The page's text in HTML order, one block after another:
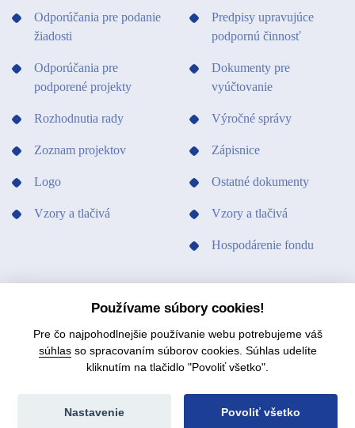
Odporúčania pre podanie
žiadosti
Odporúčania pre
podporené projekty
Rozhodnutia rady
Zoznam projektov
Logo
Vzory a tlačivá
Predpisy upravujúce
podpornú činnosť
Dokumenty pre
vyúčtovanie
Výročné správy
Zápisnice
Ostatné dokumenty
Vzory a tlačivá
Hospodárenie fondu
PODPORILI SME KONTAKTY
© 2021 Fond na podporu umenia. Mapa stránok
Používame súbory cookies!
Pre čo najpohodlnejšie používanie webu potrebujeme váš
súhlasso spracovaním súborov cookies. Súhlas udelíte
kliknutím na tlačidlo "Povoliť všetko".
Povoliť všetko
Nastavenie